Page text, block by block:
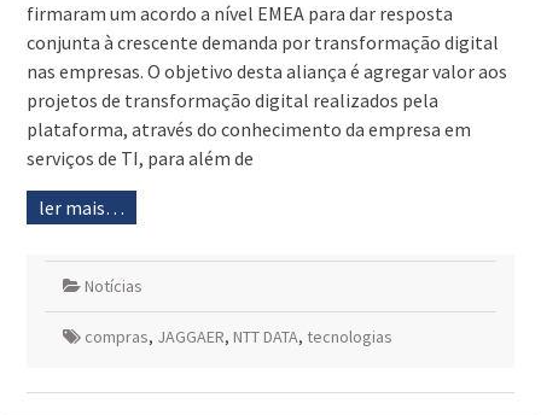
firmaram um acordo a nível EMEA para dar resposta
conjunta à crescente demanda por transformação digital
nas empresas. O objetivo desta aliança é agregar valor aos
projetos de transformação digital realizados pela
plataforma, através do conhecimento da empresa em
serviços de TI, para além de
ler mais…
Notícias
compras, JAGGAER, NTT DATA, tecnologias